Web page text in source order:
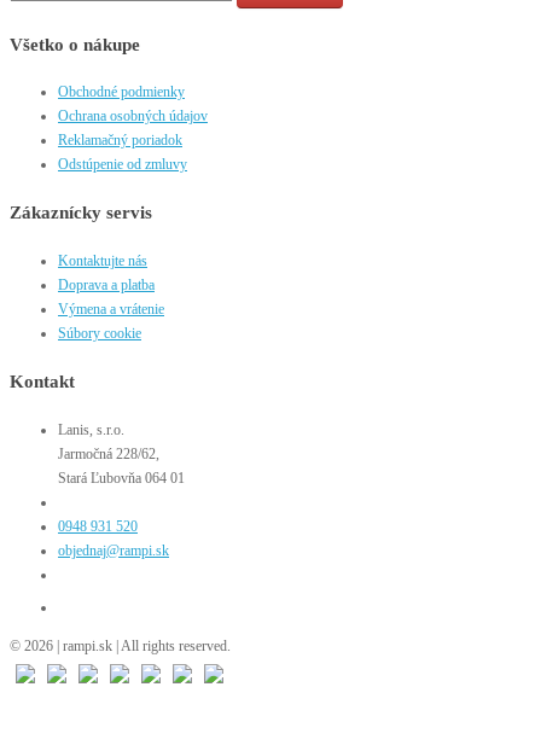
Všetko o nákupe
Obchodné podmienky
Ochrana osobných údajov
Reklamačný poriadok
Odstúpenie od zmluvy
Zákaznícky servis
Kontaktujte nás
Doprava a platba
Výmena a vrátenie
Súbory cookie
Kontakt
Lanis, s.r.o.
Jarmočná 228/62,
Stará Ľubovňa 064 01
0948 931 520
objednaj@rampi.sk
© 2026 | rampi.sk | All rights reserved.